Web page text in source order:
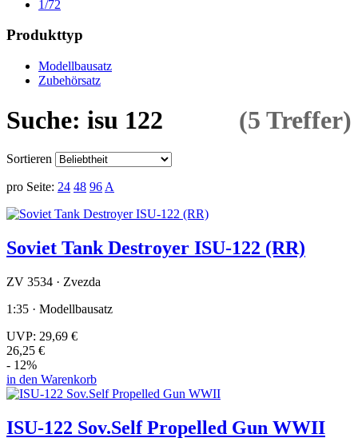
1/72
Produkttyp
Modellbausatz
Zubehörsatz
Suche: isu 122 (5 Treffer)
Sortieren
pro Seite: 24 48 96 A
Soviet Tank Destroyer ISU-122 (RR)
ZV 3534 · Zvezda
1:35 · Modellbausatz
UVP: 29,69 €
26,25 €
- 12%
in den Warenkorb
ISU-122 Sov.Self Propelled Gun WWII